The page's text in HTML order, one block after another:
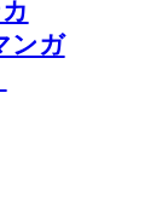
ンガ